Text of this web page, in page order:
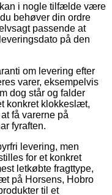
i nogle tilfælde være
behøver din ordre
passende at
på den
om levering efter
varer, eksempelvis
dog står og falder
konkret klokkeslæt,
få varerne på
fyraften.
levering, men
for et konkret
letkøbte fragttype,
på Horsens, Hobro
til et